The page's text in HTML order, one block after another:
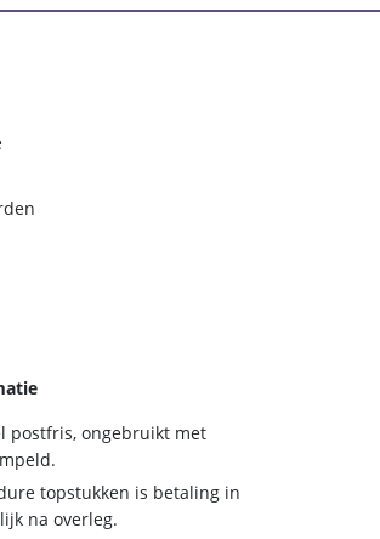
postfris, ongebruikt met
topstukken is betaling in
na overleg.